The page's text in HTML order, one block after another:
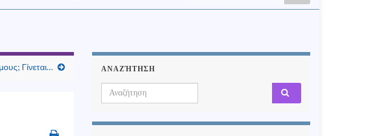
Γίνεται… ΑΝΑΖΉΤΗΣΗ
Search for: